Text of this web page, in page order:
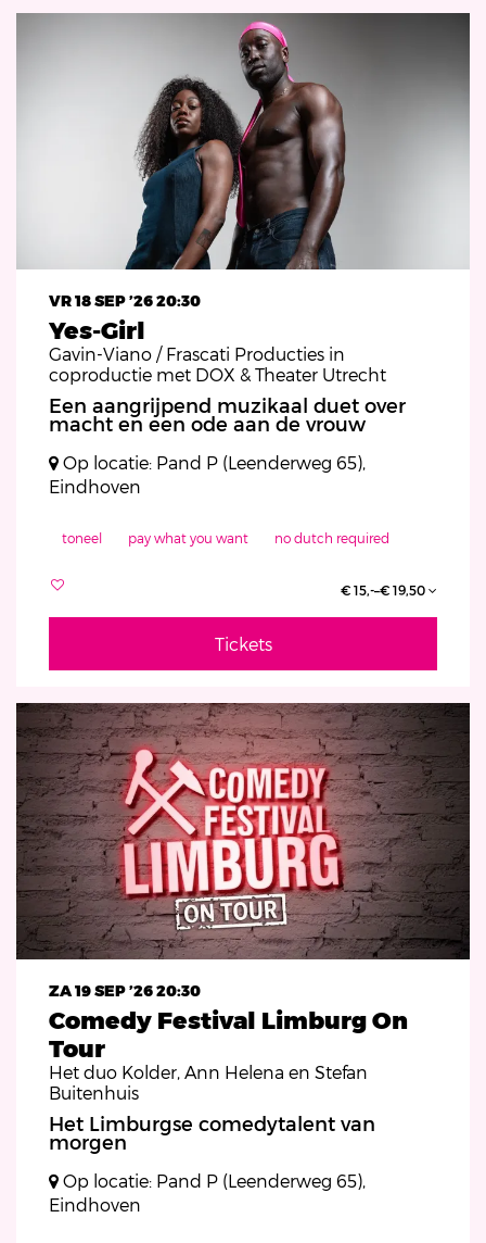
Yes-Girl
Gavin-Viano / Frascati Producties in
coproductie met DOX & Theater Utrecht
VR 18 SEP ’2620:30
Een aangrijpend muzikaal duet over
macht en een ode aan de vrouw
Op locatie: Pand P (Leenderweg 65),
Eindhoven
toneel pay what you want no dutch required
€ 15,-–€ 19,50
Tickets
Comedy Festival Limburg On
Tour
Het duo Kolder, Ann Helena en Stefan
Buitenhuis
ZA 19 SEP ’2620:30
Het Limburgse comedytalent van
morgen
Op locatie: Pand P (Leenderweg 65),
Eindhoven